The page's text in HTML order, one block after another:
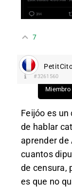
7
#3261560
Miembro
Feijóo es
de hablar
aprender de
cuantos
de censura,
es que no